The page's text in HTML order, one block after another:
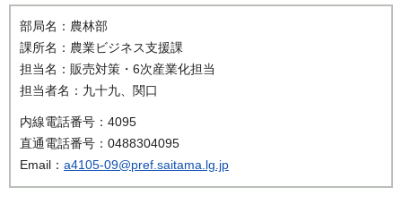
部局名：農林部
課所名：農業ビジネス支援課
担当名：販売対策・6次産業化担当
担当者名：九十九、関口
内線電話番号：4095
直通電話番号：0488304095
Email： a4105-09@pref.saitama.lg.jp